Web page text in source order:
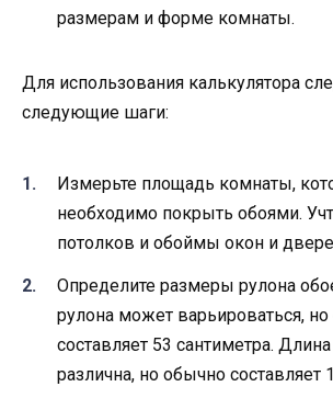
размерам и форме комнаты.
Для использования калькулятора
следующие шаги:
Измерьте площадь комнаты,
необходимо покрыть обоями.
потолков и обоймы окон и
Определите размеры рулона
рулона может варьироваться,
составляет 53 сантиметра.
различна, но обычно составляет